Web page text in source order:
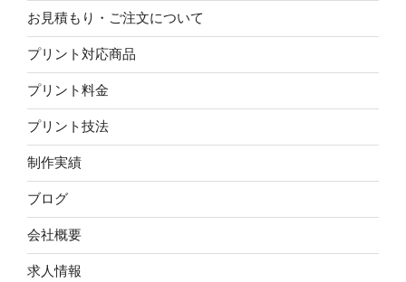
お見積もり・ご注文について
プリント対応商品
プリント料金
プリント技法
制作実績
ブログ
会社概要
求人情報